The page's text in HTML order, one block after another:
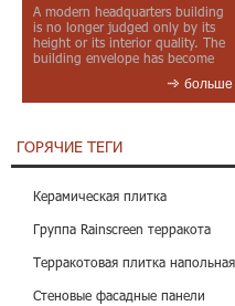
A modern headquarters building
is no longer judged only by its
height or its interior quality. The
building envelope has become
больше
ГОРЯЧИЕ ТЕГИ
Керамическая плитка
Группа Rainscreen терракота
Терракотовая плитка напольная
Стеновые фасадные панели